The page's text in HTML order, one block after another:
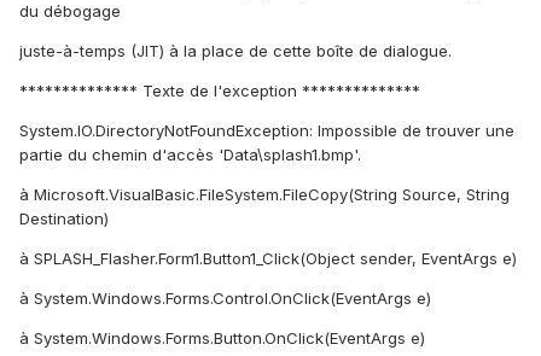
du débogage
juste-à-temps (JIT) à la place de cette boîte de dialogue.
************** Texte de l'exception **************
System.IO.DirectoryNotFoundException: Impossible de trouver une
partie du chemin d'accès 'Data\splash1.bmp'.
à Microsoft.VisualBasic.FileSystem.FileCopy(String Source, String
Destination)
à SPLASH_Flasher.Form1.Button1_Click(Object sender, EventArgs e)
à System.Windows.Forms.Control.OnClick(EventArgs e)
à System.Windows.Forms.Button.OnClick(EventArgs e)